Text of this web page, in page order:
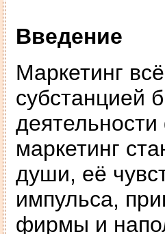
Введение
Маркетинг
субстанцией
маркетинг
души, её
импульса,
фирмы и